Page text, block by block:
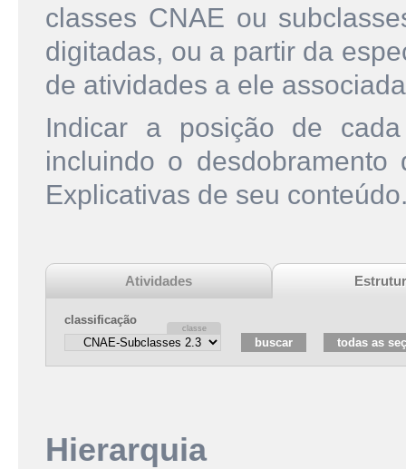
classes CNAE ou
digitadas, ou a partir da
de atividades a ele
Indicar a posição de
incluindo o
Explicativas de seu
Atividades
classificação
Hierarquia